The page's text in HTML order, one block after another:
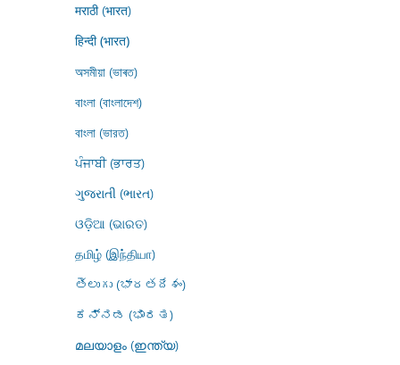
मराठी (भारत)
हिन्दी (भारत)
অসমীয়া (ভাৰত)
বাংলা (বাংলাদেশ)
বাংলা (ভারত)
ਪੰਜਾਬੀ (ਭਾਰਤ)
ગુજરાતી (ભારત)
ଓଡ଼ିଆ (ଭାରତ)
தமிழ் (இந்தியா)
తెలుగు (భారతదేశం)
ಕನ್ನಡ (ಭಾರತ)
മലയാളം (ഇന്ത്യ)